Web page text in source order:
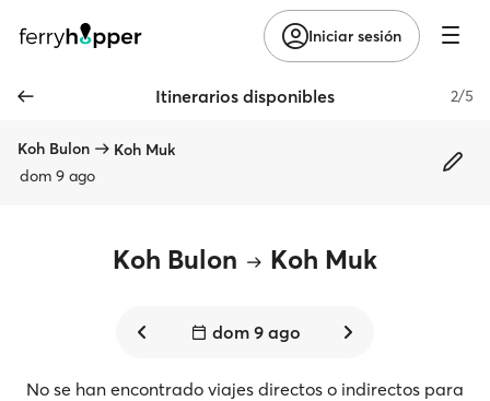
Iniciar sesión
Itinerarios disponibles 2/5
Koh Bulon
Koh Muk
dom 9 ago
Koh Bulon Koh Muk
dom 9 ago
No se han encontrado viajes directos o indirectos para